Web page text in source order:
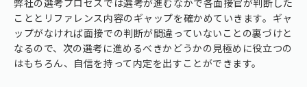
弊社の選考プロセスでは選考が進むなかで各面接官が判断した
こととリファレンス内容のギャップを確かめていきます。ギャ
ップがなければ面接での判断が間違っていないことの裏づけと
なるので、次の選考に進めるべきかどうかの見極めに役立つの
はもちろん、自信を持って内定を出すことができます。